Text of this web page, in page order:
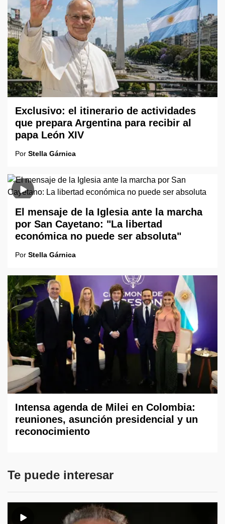
Exclusivo: el itinerario de actividades
que prepara Argentina para recibir al
papa León XIV
Por Stella Gárnica
El mensaje de la Iglesia ante la marcha
por San Cayetano: "La libertad
económica no puede ser absoluta"
Por Stella Gárnica
Intensa agenda de Milei en Colombia:
reuniones, asunción presidencial y un
reconocimiento
Te puede interesar